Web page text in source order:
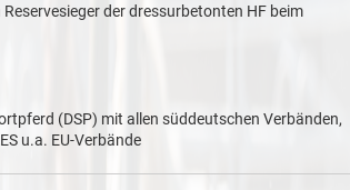
der dressurbetonten HF beim
(DSP) mit allen süddeutschen Verbänden,
u.a. EU-Verbände